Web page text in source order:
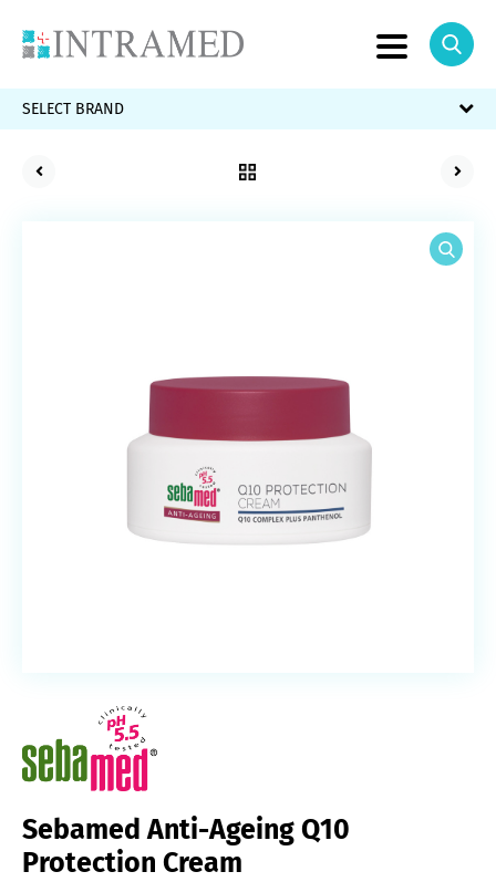
SELECT BRAND
Sebamed Anti-Ageing Q10
Protection Cream